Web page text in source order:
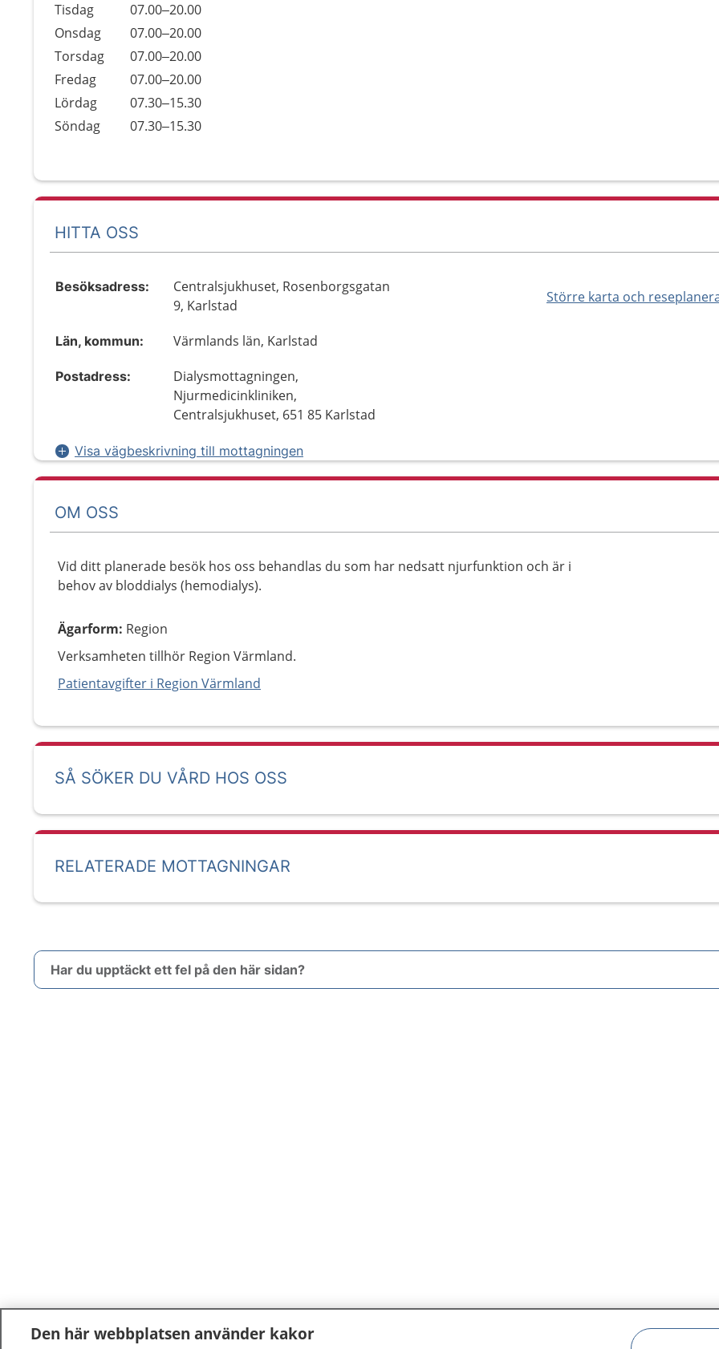
Tisdag
07.00–20.00
Onsdag
07.00–20.00
Torsdag
07.00–20.00
Fredag
07.00–20.00
Lördag
07.30–15.30
Söndag
07.30–15.30
HITTA OSS
Större karta och
Besöksadress:
Centralsjukhuset, Rosenborgsgatan
9, Karlstad
Län, kommun: Värmlands län, Karlstad
Postadress:
Dialysmottagningen,
Njurmedicinkliniken,
Centralsjukhuset, 651 85 Karlstad
Visa vägbeskrivning till mottagningen
OM OSS
Vid ditt planerade besök hos oss behandlas du som har nedsatt njurfunktion och är i
behov av bloddialys (hemodialys).
Ägarform: Region
Verksamheten tillhör Region Värmland.
Patientavgifter i Region Värmland
SÅ SÖKER DU VÅRD HOS OSS
RELATERADE MOTTAGNINGAR
Har du upptäckt ett fel på den här sidan?
Den här webbplatsen använder kakor